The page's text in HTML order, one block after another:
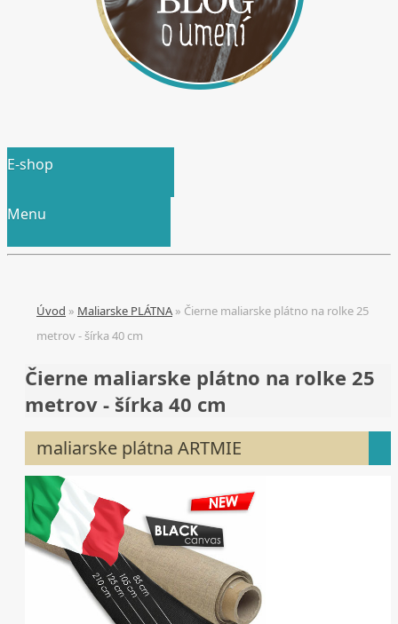
E-shop
Menu
Úvod » Maliarske PLÁTNA » Čierne maliarske plátno na rolke 25
metrov - šírka 40 cm
Čierne maliarske plátno na rolke 25
metrov - šírka 40 cm
maliarske plátna ARTMIE